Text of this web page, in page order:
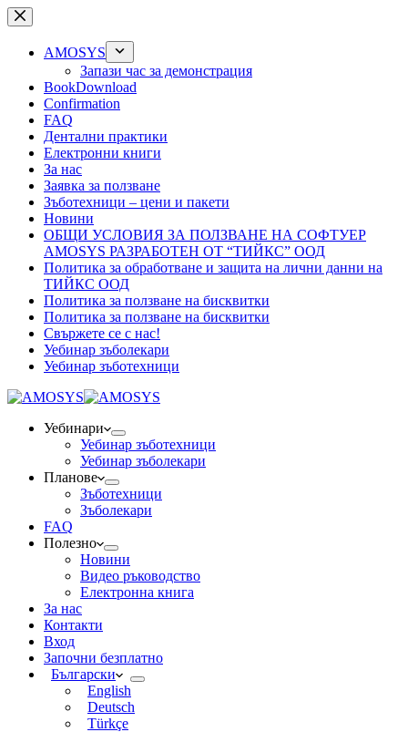
Skip
to
contentAMOSYS
Запази час за демонстрация
BookDownload
Confirmation
FAQ
Дентални практики
Електронни книги
За нас
Заявка за ползване
Зъботехници – цени и пакети
Новини
ОБЩИ УСЛОВИЯ ЗА ПОЛЗВАНЕ НА СОФТУЕР
AMOSYS РАЗРАБОТЕН ОТ “ТИЙКС” ООД
Политика за обработване и защита на лични данни на
ТИЙКС ООД
Политика за ползване на бисквитки
Политика за ползване на бисквитки
Свържете се с нас!
Уебинар зъболекари
Уебинар зъботехници
Уебинари
Уебинар зъботехници
Уебинар зъболекари
Планове
Зъботехници
Зъболекари
FAQ
Полезно
Новини
Видео ръководство
Електронна книга
За нас
Контакти
Вход
Започни безплатно
Български
English
Deutsch
Türkçe